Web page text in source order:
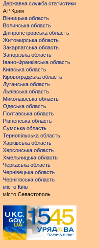
Державна служба статистики
АР Крим
Вінницька область
Волинська область
Дніпропетровська область
Житомирська область
Закарпатська область
Запорізька область
Івано-Франківська область
Київська область
Кіровоградська область
Луганська область
Львівська область
Миколаївська область
Одеська область
Полтавська область
Рівненська область
Сумська область
Тернопільська область
Харківська область
Херсонська область
Хмельницька область
Черкаська область
Чернівецька область
Чернігівська область
місто Київ
місто Севастополь